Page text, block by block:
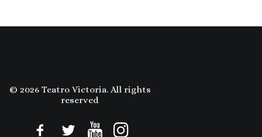
© 2026 Teatro Victoria. All rights
reserved